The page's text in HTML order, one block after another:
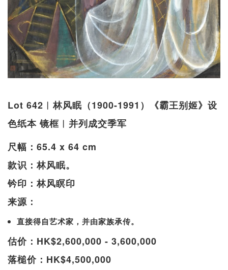
Lot 642︱林风眠（1900-1991）《霸王别姬》设
色纸本 镜框︱并列成交季军
尺幅：65.4 x 64 cm
款识：林风眠。
钤印：林风瞑印
来源：
直接得自艺术家，并由家族承传。
估价：HK$2,600,000 - 3,600,000
落槌价：HK$4,500,000